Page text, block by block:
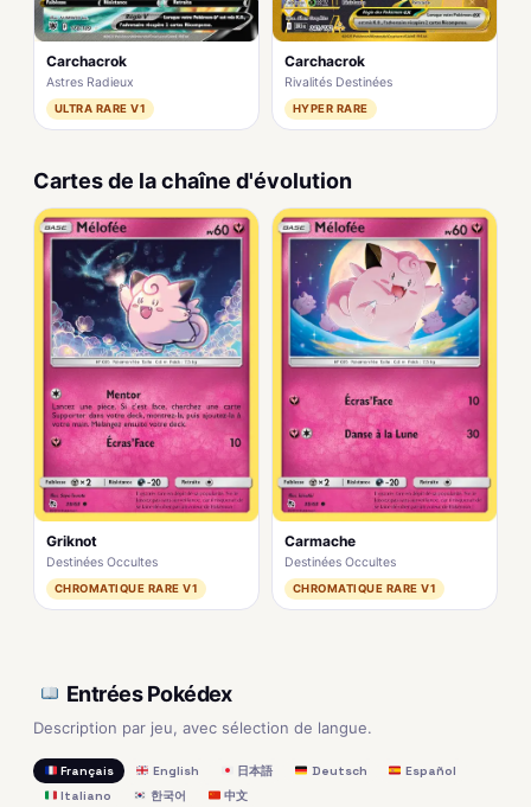
Carchacrok
Astres Radieux
ULTRA RARE V1
Carchacrok
Rivalités Destinées
HYPER RARE
Cartes de la chaîne d'évolution
Griknot
Destinées Occultes
CHROMATIQUE RARE V1
Carmache
Destinées Occultes
CHROMATIQUE RARE V1
Entrées Pokédex
Description par jeu, avec sélection de langue.
Français English 日本語 Deutsch
Español
Italiano
한국어 中文